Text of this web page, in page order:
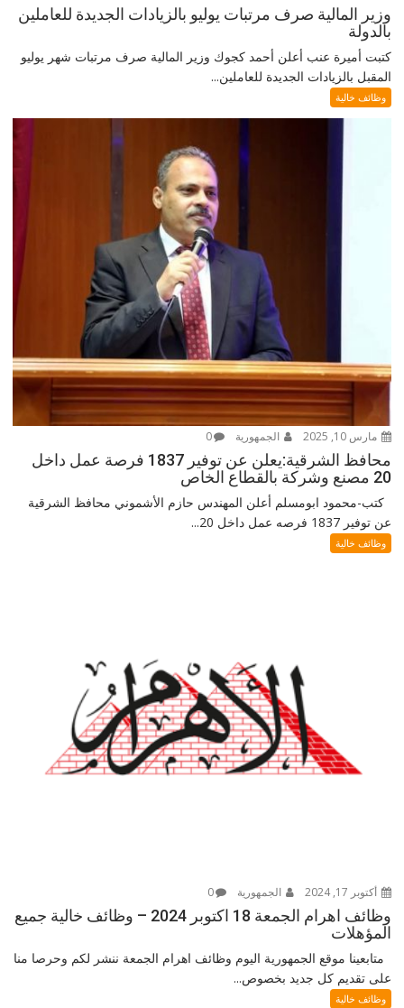
وزير المالية صرف مرتبات يوليو بالزيادات الجديدة للعاملين
بالدولة
كتبت أميرة عنب أعلن أحمد كجوك وزير المالية صرف مرتبات شهر يوليو
المقبل بالزيادات الجديدة للعاملين...
وظائف خالية
مارس 10, 2025 الجمهورية 0
محافظ الشرقية:يعلن عن توفير 1837 فرصة عمل داخل
20 مصنع وشركة بالقطاع الخاص
كتب-محمود ابومسلم أعلن المهندس حازم الأشموني محافظ الشرقية
عن توفير 1837 فرصه عمل داخل 20...
وظائف خالية
أكتوبر 17, 2024 الجمهورية 0
وظائف اهرام الجمعة 18 اكتوبر 2024 – وظائف خالية جميع
المؤهلات
متابعينا موقع الجمهورية اليوم وظائف اهرام الجمعة ننشر لكم وحرصا منا
على تقديم كل جديد بخصوص...
وظائف خالية